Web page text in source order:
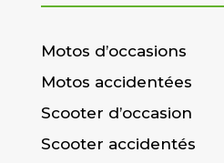
Motos d’occasions
Motos accidentées
Scooter d’occasion
Scooter accidentés